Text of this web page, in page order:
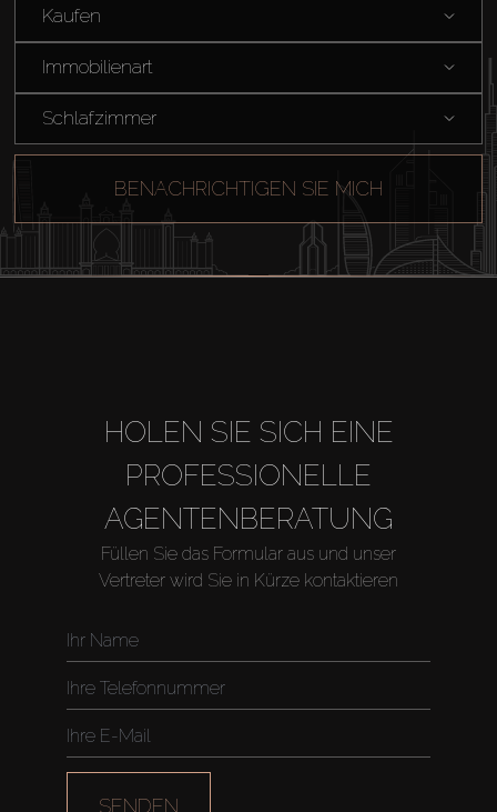
Kaufen
Immobilienart
Schlafzimmer
BENACHRICHTIGEN SIE MICH
HOLEN SIE SICH EINE
PROFESSIONELLE
AGENTENBERATUNG
Füllen Sie das Formular aus und unser
Vertreter wird Sie in Kürze kontaktieren
SENDEN